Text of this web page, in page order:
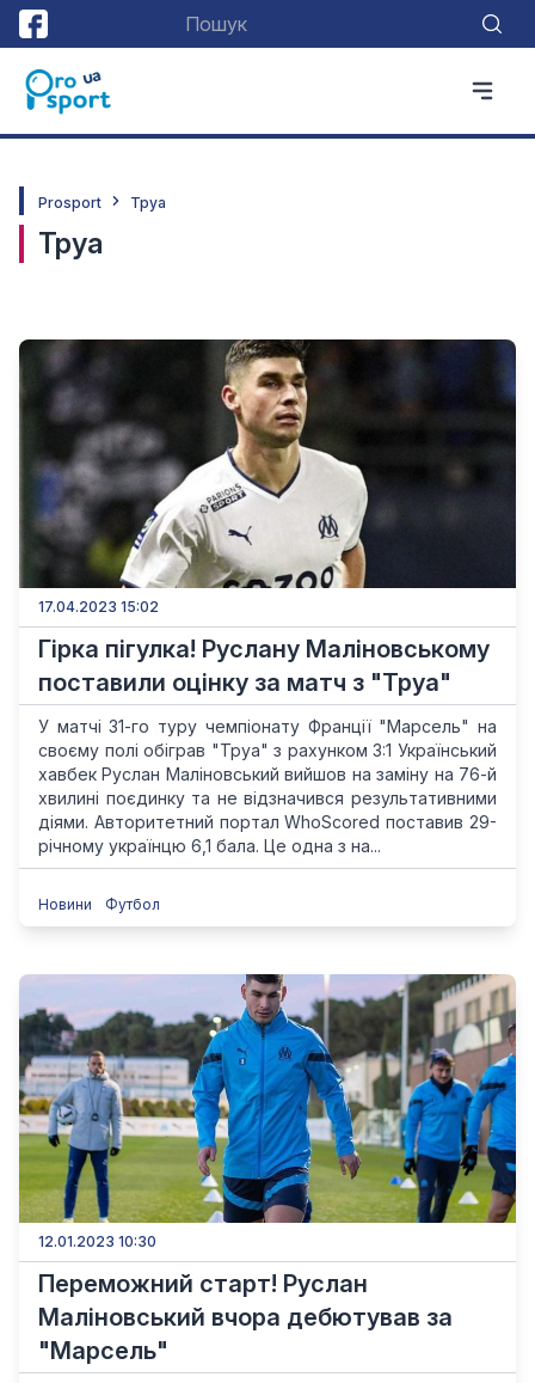
Prosport Труа
Труа
17.04.2023 15:02
Гірка пігулка! Руслану Маліновському
поставили оцінку за матч з "Труа"
У матчі 31-го туру чемпіонату Франції "Марсель" на
своєму полі обіграв "Труа" з рахунком 3:1 Український
хавбек Руслан Маліновський вийшов на заміну на 76-й
хвилині поєдинку та не відзначився результативними
діями. Авторитетний портал WhoScored поставив 29-
річному українцю 6,1 бала. Це одна з на...
Новини Футбол
12.01.2023 10:30
Переможний старт! Руслан
Маліновський вчора дебютував за
"Марсель"